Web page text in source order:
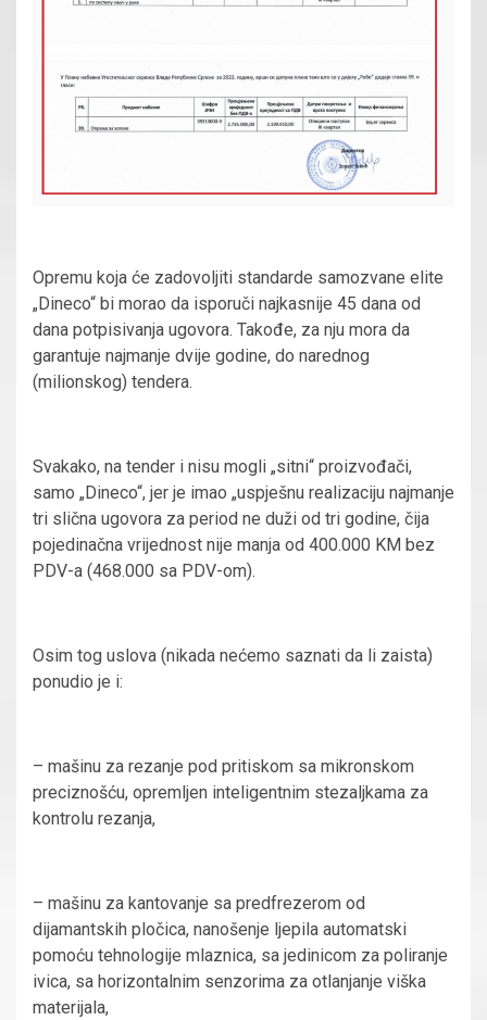
Opremu koja će zadovoljiti standarde samozvane elite
„Dineco“ bi morao da isporuči najkasnije 45 dana od
dana potpisivanja ugovora. Takođe, za nju mora da
garantuje najmanje dvije godine, do narednog
(milionskog) tendera.
Svakako, na tender i nisu mogli „sitni“ proizvođači,
samo „Dineco“, jer je imao „uspješnu realizaciju najmanje
tri slična ugovora za period ne duži od tri godine, čija
pojedinačna vrijednost nije manja od 400.000 KM bez
PDV-a (468.000 sa PDV-om).
Osim tog uslova (nikada nećemo saznati da li zaista)
ponudio je i:
– mašinu za rezanje pod pritiskom sa mikronskom
preciznošću, opremljen inteligentnim stezaljkama za
kontrolu rezanja,
– mašinu za kantovanje sa predfrezerom od
dijamantskih pločica, nanošenje ljepila automatski
pomoću tehnologije mlaznica, sa jedinicom za poliranje
ivica, sa horizontalnim senzorima za otlanjanje viška
materijala,